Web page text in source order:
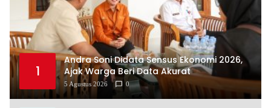
1
Andra Soni Didata Sensus Ekonomi 2026,
Ajak Warga Beri Data Akurat
5 Agustus 2026 0